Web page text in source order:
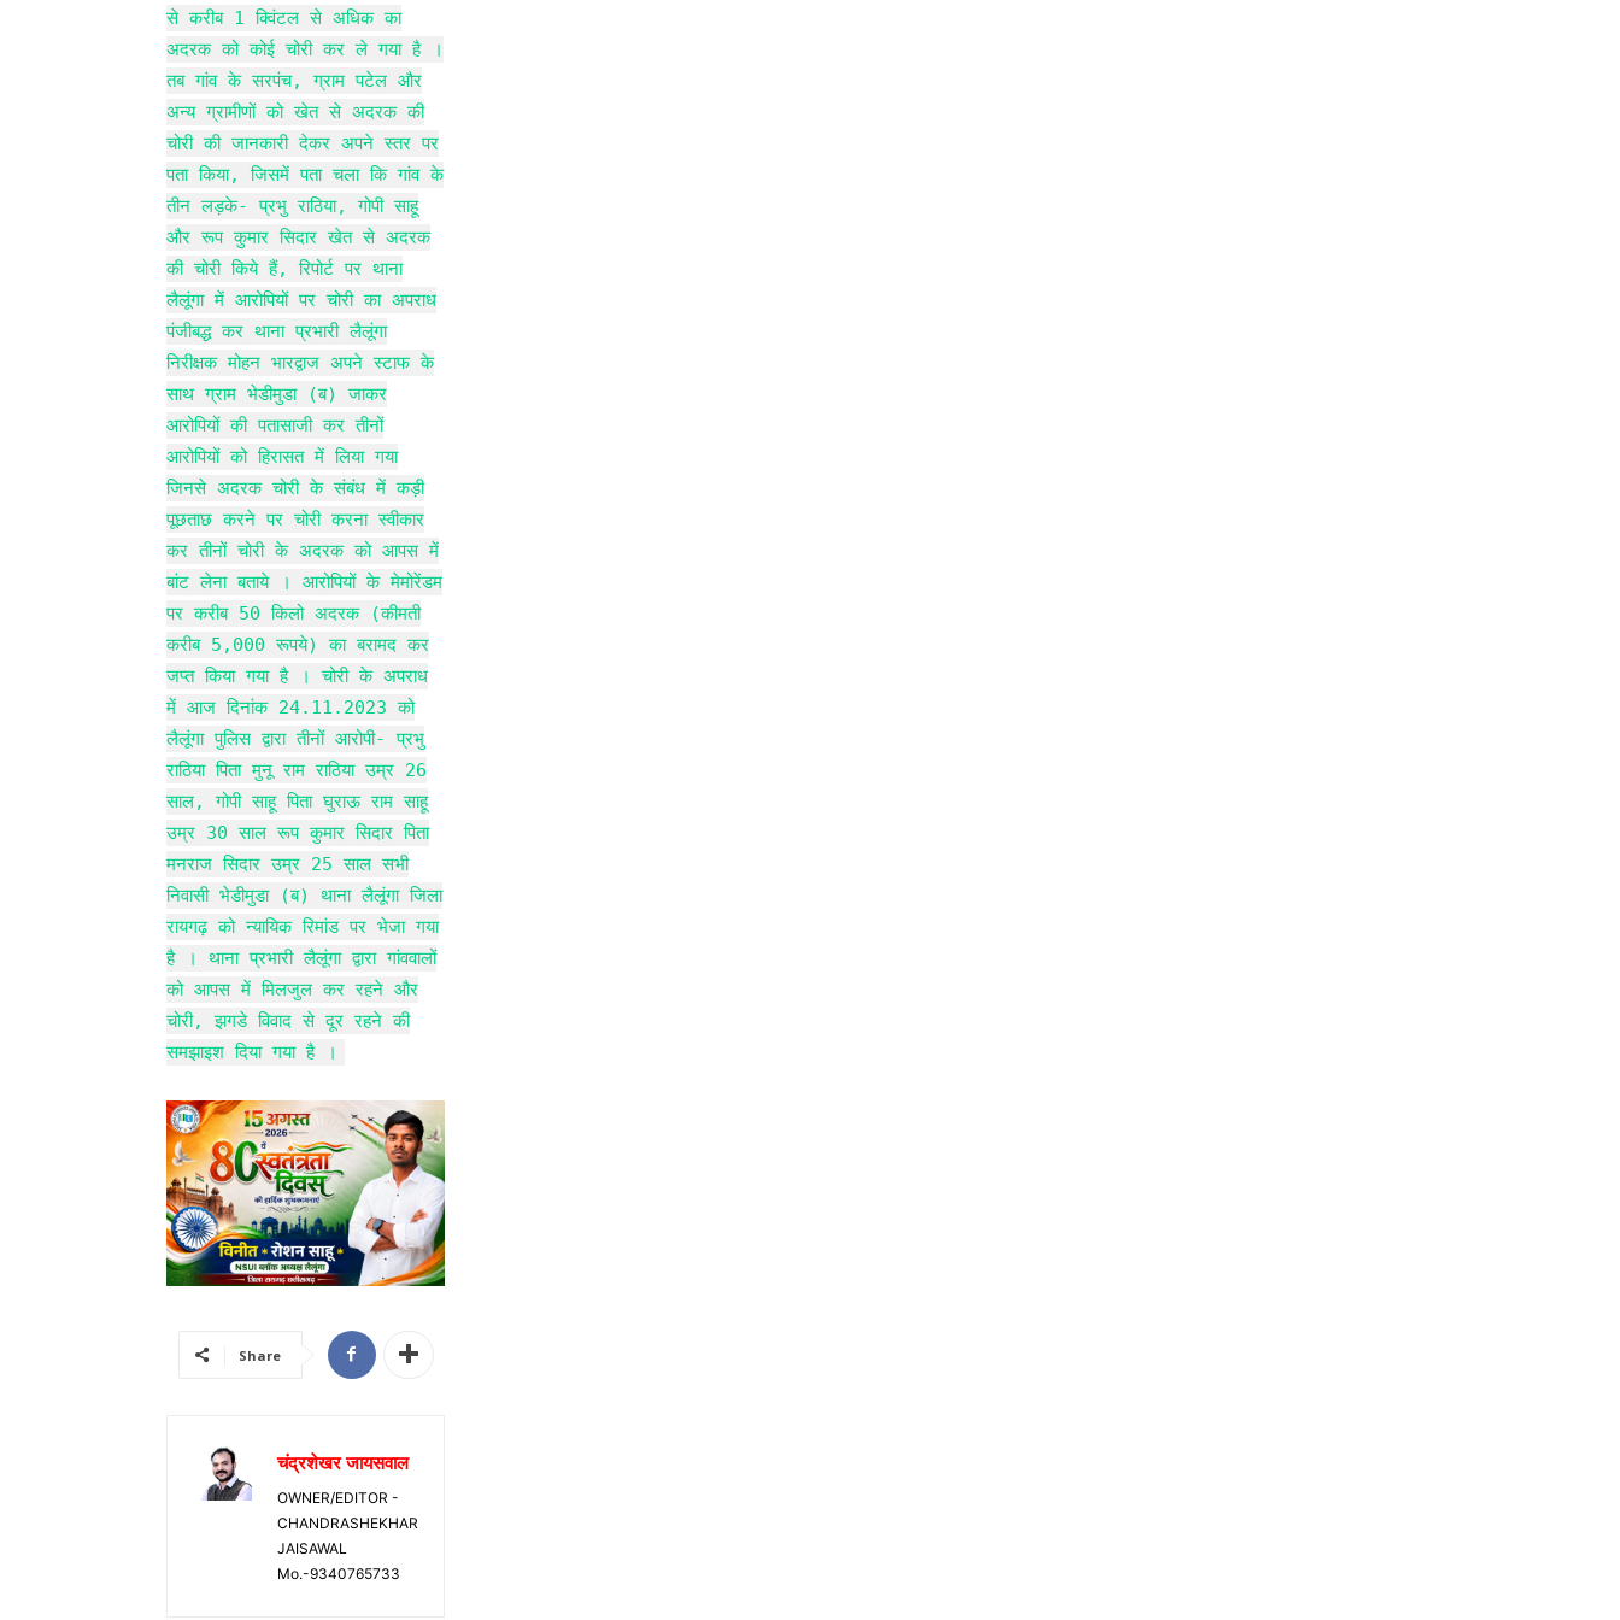
से करीब 1 क्विंटल से अधिक का
अदरक को कोई चोरी कर ले गया है ।
तब गांव के सरपंच, ग्राम पटेल और
अन्य ग्रामीणों को खेत से अदरक की
चोरी की जानकारी देकर अपने स्तर पर
पता किया, जिसमें पता चला कि गांव के
तीन लड़के- प्रभु राठिया, गोपी साहू
और रूप कुमार सिदार खेत से अदरक
की चोरी किये हैं, रिपोर्ट पर थाना
लैलूंगा में आरोपियों पर चोरी का अपराध
पंजीबद्ध कर थाना प्रभारी लैलूंगा
निरीक्षक मोहन भारद्वाज अपने स्टाफ के
साथ ग्राम भेडीमुडा (ब) जाकर
आरोपियों की पतासाजी कर तीनों
आरोपियों को हिरासत में लिया गया
जिनसे अदरक चोरी के संबंध में कड़ी
पूछताछ करने पर चोरी करना स्वीकार
कर तीनों चोरी के अदरक को आपस में
बांट लेना बताये । आरोपियों के मेमोरेंडम
पर करीब 50 किलो अदरक (कीमती
करीब 5,000 रूपये) का बरामद कर
जप्त किया गया है । चोरी के अपराध
में आज दिनांक 24.11.2023 को
लैलूंगा पुलिस द्वारा तीनों आरोपी- प्रभु
राठिया पिता मुनू राम राठिया उम्र 26
साल, गोपी साहू पिता घुराऊ राम साहू
उम्र 30 साल रूप कुमार सिदार पिता
मनराज सिदार उम्र 25 साल सभी
निवासी भेडीमुडा (ब) थाना लैलूंगा जिला
रायगढ़ को न्यायिक रिमांड पर भेजा गया
है । थाना प्रभारी लैलूंगा द्वारा गांववालों
को आपस में मिलजुल कर रहने और
चोरी, झगडे विवाद से दूर रहने की
समझाइश दिया गया है ।
Share
चंद्रशेखर जायसवाल
OWNER/EDITOR -
CHANDRASHEKHAR
JAISAWAL
Mo.-9340765733